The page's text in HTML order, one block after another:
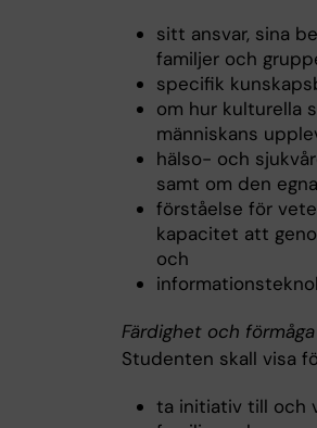
sitt ansvar, sina
familjer och
specifik
om hur kulturella
människans
hälso- och
samt om den
förståelse för
kapacitet att
och
Färdighet och förmåga
Studenten skall visa
ta initiativ till och